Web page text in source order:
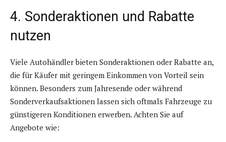
4. Sonderaktionen und Rabatte
nutzen
Viele Autohändler bieten Sonderaktionen oder Rabatte an,
die für Käufer mit geringem Einkommen von Vorteil sein
können. Besonders zum Jahresende oder während
Sonderverkaufsaktionen lassen sich oftmals Fahrzeuge zu
günstigeren Konditionen erwerben. Achten Sie auf
Angebote wie: